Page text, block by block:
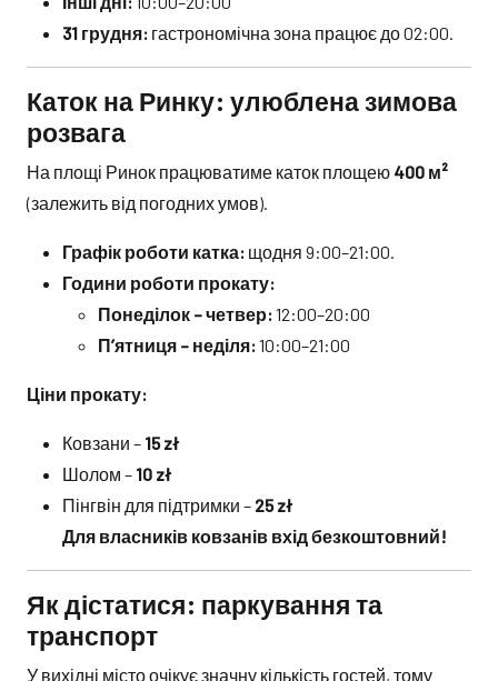
31 грудня: гастрономічна зона працює до 02:00.
Каток на Ринку: улюблена зимова
розвага
На площі Ринок працюватиме каток площею 400 м²
(залежить від погодних умов).
Графік роботи катка: щодня 9:00–21:00.
Години роботи прокату:
Понеділок – четвер:12:00–20:00
П’ятниця – неділя:10:00–21:00
Ціни прокату:
Ковзани – 15 zł
Шолом – 10 zł
Пінгвін для підтримки – 25 zł
Для власників ковзанів вхід безкоштовний!
Як дістатися: паркування та
транспорт
У вихідні місто очікує значну кількість гостей, тому